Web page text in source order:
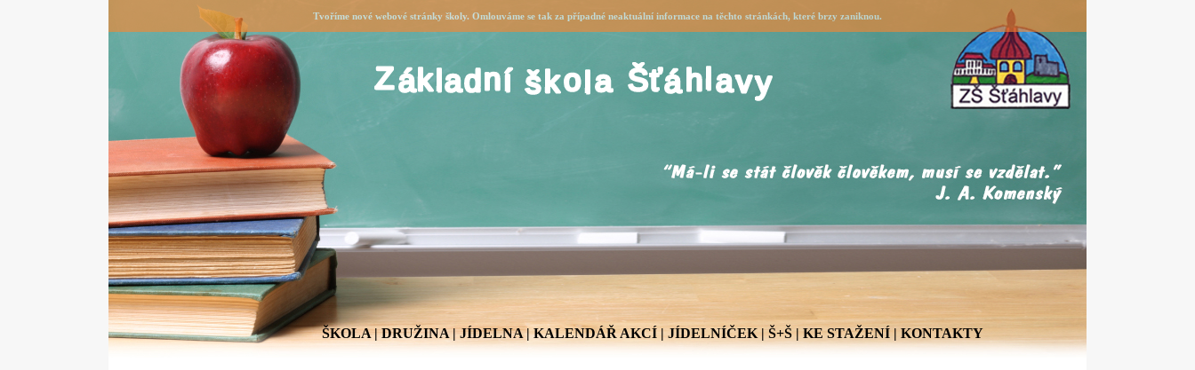
Tvoříme nové webové stránky školy. Omlouváme se tak za případné neaktuální informace na těchto stránkách, které brzy zaniknou.
ŠKOLA|DRUŽINA|JÍDELNA|KALENDÁŘ AKCÍ | JÍDELNÍČEK | Š+Š | KE STAŽENÍ| KONTAKTY